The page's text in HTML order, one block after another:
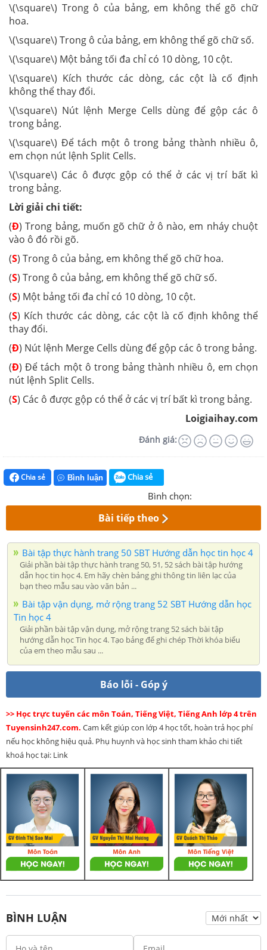
\(\square\) Trong ô của bảng, em không thể gõ chữ
hoa.
\(\square\) Trong ô của bảng, em không thể gõ chữ số.
\(\square\) Một bảng tối đa chỉ có 10 dòng, 10 cột.
\(\square\) Kích thước các dòng, các cột là cố định
không thể thay đổi.
\(\square\) Nút lệnh Merge Cells dùng để gộp các ô
trong bảng.
\(\square\) Để tách một ô trong bảng thành nhiều ô,
em chọn nút lệnh Split Cells.
\(\square\) Các ô được gộp có thể ở các vị trí bất kì
trong bảng.
Lời giải chi tiết:
(Đ) Trong bảng, muốn gõ chữ ở ô nào, em nháy chuột
vào ô đó rồi gõ.
(S) Trong ô của bảng, em không thể gõ chữ hoa.
(S) Trong ô của bảng, em không thể gõ chữ số.
(S) Một bảng tối đa chỉ có 10 dòng, 10 cột.
(S) Kích thước các dòng, các cột là cố định không thể
thay đổi.
(Đ) Nút lệnh Merge Cells dùng để gộp các ô trong bảng.
(Đ) Để tách một ô trong bảng thành nhiều ô, em chọn
nút lệnh Split Cells.
(S) Các ô được gộp có thể ở các vị trí bất kì trong bảng.
Loigiaihay.com
Đánh giá:
Chia sẻ Bình luận Chia sẻ
Bình chọn:
Bài tiếp theo
Bài tập thực hành trang 50 SBT Hướng dẫn học tin học 4
Giải phần bài tập thực hành trang 50, 51, 52 sách bài tập hướng
dẫn học tin học 4. Em hãy chèn bảng ghi thông tin liên lạc của
bạn theo mẫu sau vào văn bản ...
Bài tập vận dụng, mở rộng trang 52 SBT Hướng dẫn học
Tin học 4
Giải phần bài tập vận dụng, mở rộng trang 52 sách bài tập
hướng dẫn học Tin học 4. Tạo bảng để ghi chép Thời khóa biểu
của em theo mẫu sau ...
Báo lỗi - Góp ý
>> Học trực tuyến các môn Toán, Tiếng Việt, Tiếng Anh lớp 4 trên
Tuyensinh247.com. Cam kết giúp con lớp 4 học tốt, hoàn trả học phí
nếu học không hiệu quả. Phụ huynh và học sinh tham khảo chi tiết
khoá học tại: Link
BÌNH LUẬN